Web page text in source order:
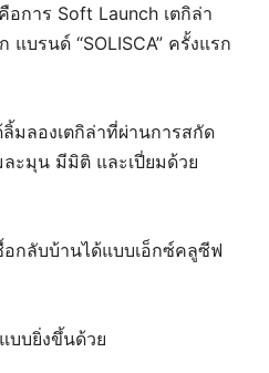
การ Soft Launch เตกิล่า
แบรนด์ “SOLISCA” ครั้งแรก
มลองเตกิล่าที่ผ่านการสกัด
ะมุน มีมิติ และเปี่ยมด้วย
กลับบ้านได้แบบเอ็กซ์คลูซีฟ
บบยิ่งขึ้นด้วย